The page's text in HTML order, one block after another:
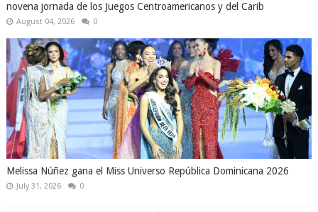
novena jornada de los Juegos Centroamericanos y del Carib
August 04, 2026 0
Melissa Núñez gana el Miss Universo República Dominicana 2026
July 31, 2026 0